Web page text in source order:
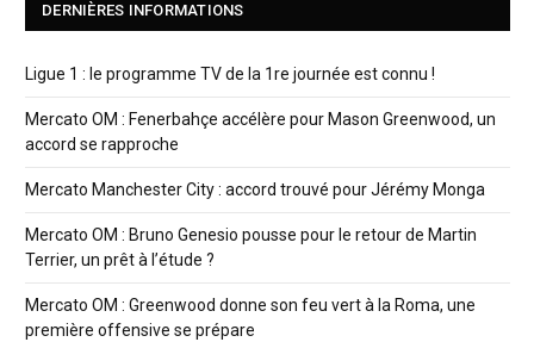
DERNIÈRES INFORMATIONS
Ligue 1 : le programme TV de la 1re journée est connu !
Mercato OM : Fenerbahçe accélère pour Mason Greenwood, un
accord se rapproche
Mercato Manchester City : accord trouvé pour Jérémy Monga
Mercato OM : Bruno Genesio pousse pour le retour de Martin
Terrier, un prêt à l’étude ?
Mercato OM : Greenwood donne son feu vert à la Roma, une
première offensive se prépare